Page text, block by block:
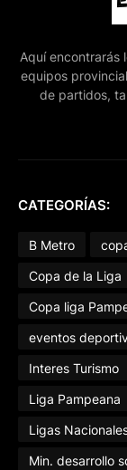
Aquí encontrarás
equipos
de partidos,
CATEGORÍAS:
B Metro
Copa de la Liga
Copa liga
eventos
Interes Turismo
Liga Pampeana
Ligas
Min. desarrollo